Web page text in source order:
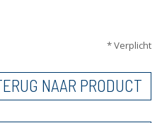
* Verplicht
NAAR PRODUCT